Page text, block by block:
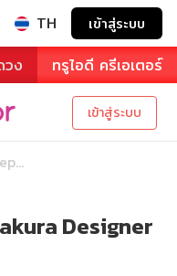
TH เข้าสู่ระบบ
วง ทรูไอดี ครีเอเตอร์
เข้าสู่ระบบ
Designer